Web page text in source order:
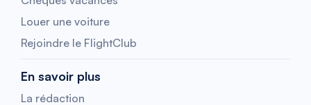
Louer une voiture
Rejoindre le FlightClub
En savoir plus
La rédaction